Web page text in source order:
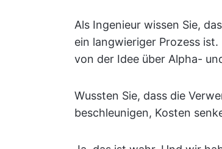
Als Ingenieur wissen Sie,
ein langwieriger Prozess
von der Idee über Alpha-
Wussten Sie, dass die
beschleunigen, Kosten